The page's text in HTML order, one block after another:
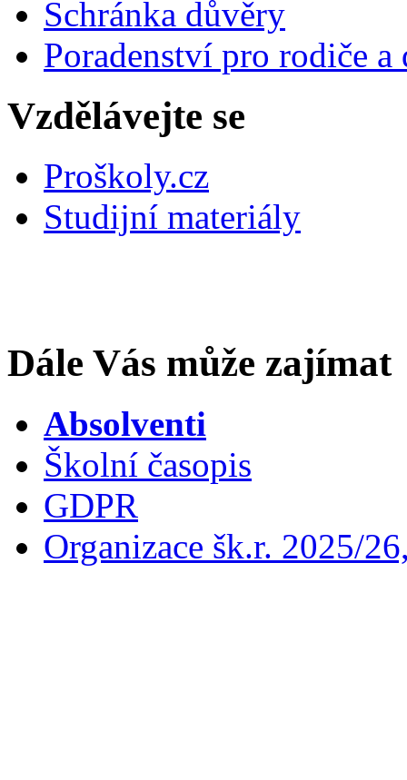
Schránka důvěry
Poradenství pro rodiče
Vzdělávejte se
Proškoly.cz
Studijní materiály
Dále Vás může zajímat
Absolventi
Školní časopis
GDPR
Organizace šk.r. 2025/